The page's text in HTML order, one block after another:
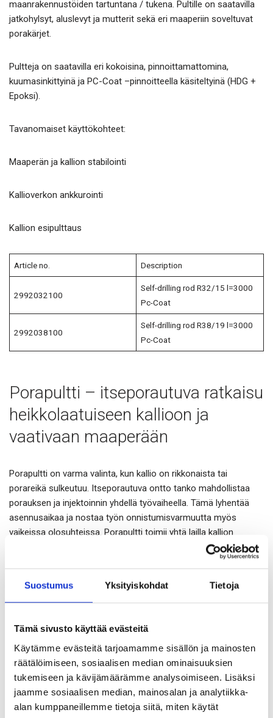
Suostumus Yksityiskohdat Tietoja
Tämä sivusto käyttää evästeitä
Käytämme evästeitä tarjoamamme sisällön ja mainosten
räätälöimiseen, sosiaalisen median ominaisuuksien
tukemiseen ja kävijämäärämme analysoimiseen. Lisäksi
jaamme sosiaalisen median, mainosalan ja analytiikka-
alan kumppaneillemme tietoja siitä, miten käytät
maanrakennustöiden tartuntana / tukena. Pultille on saatavilla
jatkohylsyt, aluslevyt ja mutterit sekä eri maaperiin soveltuvat
porakärjet.
Pultteja on saatavilla eri kokoisina, pinnoittamattomina,
kuumasinkittyinä ja PC-Coat –pinnoitteella käsiteltyinä (HDG +
Epoksi).
Tavanomaiset käyttökohteet:
Maaperän ja kallion stabilointi
Kallioverkon ankkurointi
Kallion esipulttaus
Article no. Description
2992032100
Self-drilling rod R32/15 l=3000
Pc-Coat
2992038100
Self-drilling rod R38/19 l=3000
Pc-Coat
Porapultti – itseporautuva ratkaisu
heikkolaatuiseen kallioon ja
vaativaan maaperään
Porapultti on varma valinta, kun kallio on rikkonaista tai
porareikä sulkeutuu. Itseporautuva ontto tanko mahdollistaa
porauksen ja injektoinnin yhdellä työvaiheella. Tämä lyhentää
asennusaikaa ja nostaa työn onnistumisvarmuutta myös
vaikeissa olosuhteissa. Porapultti toimii yhtä lailla kallion
lujituksessa ja maanrakennuksen tartuntana tai väliaikaisena
Pretecin valikoimassa on useita kokoja sekä kolme
PC-Coat koostuu kuumasinkityksestä ja epoksista. Yhdistelmä
olosuhteissa kuten tunneleissa, rannikolla ja
roiskevesivyöhykkeessä.
Tyypilliset käyttökohteet